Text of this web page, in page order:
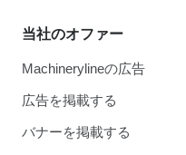
当社のオファー
Machinerylineの広告
広告を掲載する
バナーを掲載する